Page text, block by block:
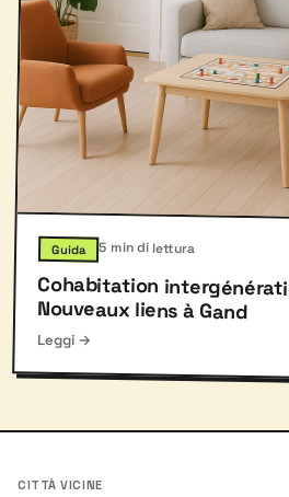
Guida 5 min di lettura
Cohabitation
Nouveaux liens à Gand
Leggi →
CITTÀ VICINE